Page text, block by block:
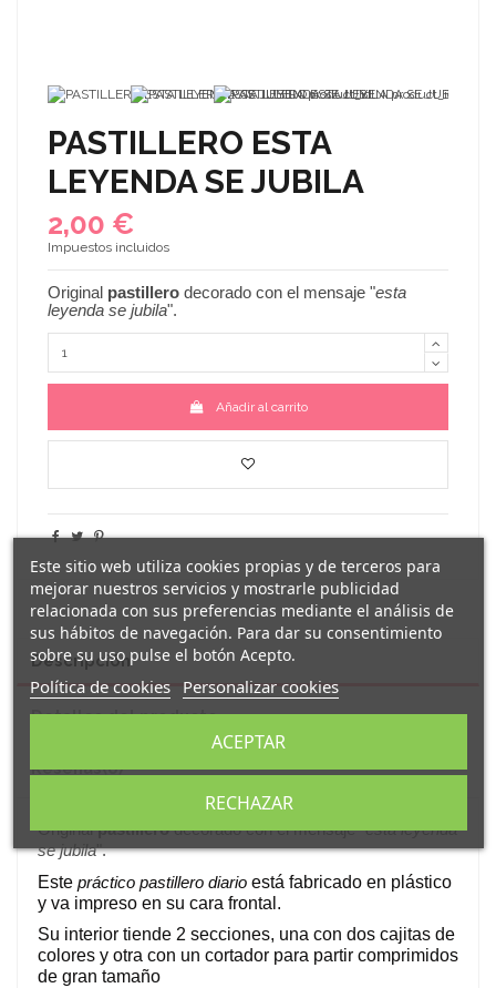
PASTILLERO ESTA
LEYENDA SE JUBILA
2,00 €
Impuestos incluidos
Original pastillero decorado con el mensaje "esta
leyenda se jubila".
Añadir al carrito
Descripción
Detalles del producto
Reseñas(0)
Originalpastillerodecorado con el mensaje "esta leyenda
se jubila".
Este práctico pastillero diario está fabricado en plástico
y va impreso en su cara frontal.
Su interior tiende 2 secciones, una con dos cajitas de
colores y otra con un cortador para partir comprimidos
de gran tamaño
Este sitio web utiliza cookies propias y de terceros para
mejorar nuestros servicios y mostrarle publicidad
relacionada con sus preferencias mediante el análisis de
sus hábitos de navegación. Para dar su consentimiento
sobre su uso pulse el botón Acepto.
Política de cookies Personalizar cookies
RECHAZAR
ACEPTAR